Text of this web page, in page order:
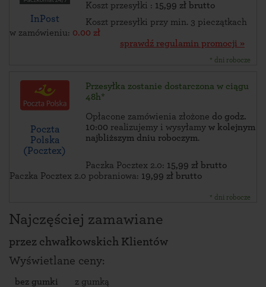
InPost
Koszt przesyłki : 15,99 zł brutto
Koszt przesyłki przy min. 3 pieczątkach
w zamówieniu: 0.00 zł
sprawdź regulamin promocji »
* dni robocze
Poczta
Polska
(Pocztex)
Przesyłka zostanie dostarczona w ciągu
48h*
Opłacone zamówienia złożone do godz.
10:00 realizujemy i wysyłamy w kolejnym
najbliższym dniu roboczym.
Paczka Pocztex 2.0: 15,99 zł brutto
Paczka Pocztex 2.0 pobraniowa: 19,99 zł brutto
* dni robocze
Najczęściej zamawiane
przez chwałkowskich Klientów
Wyświetlane ceny:
bez gumki z gumką